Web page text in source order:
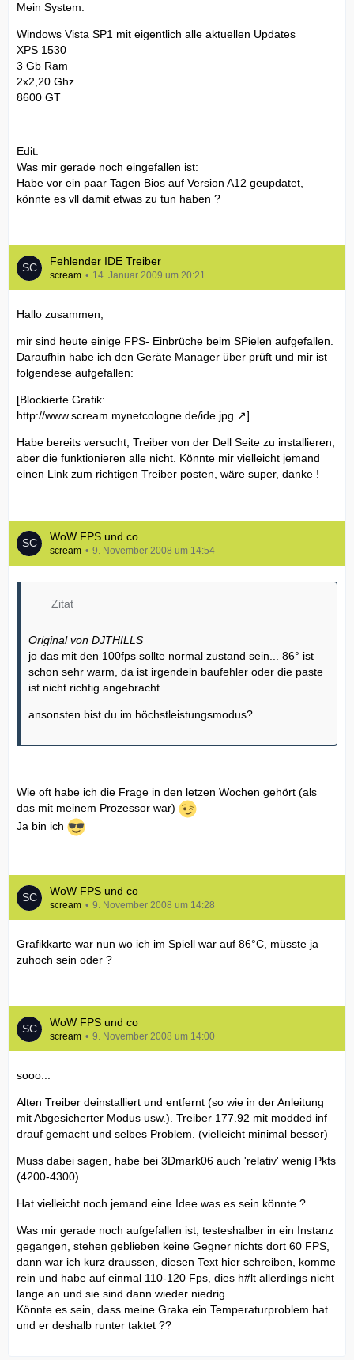
Mein System:
Windows Vista SP1 mit eigentlich alle aktuellen Updates
XPS 1530
3 Gb Ram
2x2,20 Ghz
8600 GT
Edit:
Was mir gerade noch eingefallen ist:
Habe vor ein paar Tagen Bios auf Version A12 geupdatet,
könnte es vll damit etwas zu tun haben ?
Fehlender IDE Treiber
scream 14. Januar 2009 um 20:21
Hallo zusammen,
mir sind heute einige FPS- Einbrüche beim SPielen aufgefallen.
Daraufhin habe ich den Geräte Manager über prüft und mir ist
folgendese aufgefallen:
[Blockierte Grafik:
http://www.scream.mynetcologne.de/ide.jpg
]
Habe bereits versucht, Treiber von der Dell Seite zu installieren,
aber die funktionieren alle nicht. Könnte mir vielleicht jemand
einen Link zum richtigen Treiber posten, wäre super, danke !
WoW FPS und co
scream 9. November 2008 um 14:54
Zitat
Original von DJTHILLS
jo das mit den 100fps sollte normal zustand sein... 86° ist
schon sehr warm, da ist irgendein baufehler oder die paste
ist nicht richtig angebracht.
ansonsten bist du im höchstleistungsmodus?
Wie oft habe ich die Frage in den letzen Wochen gehört (als
das mit meinem Prozessor war)
Ja bin ich
WoW FPS und co
scream 9. November 2008 um 14:28
Grafikkarte war nun wo ich im Spiell war auf 86°C, müsste ja
zuhoch sein oder ?
WoW FPS und co
scream 9. November 2008 um 14:00
sooo...
Alten Treiber deinstalliert und entfernt (so wie in der Anleitung
mit Abgesicherter Modus usw.). Treiber 177.92 mit modded inf
drauf gemacht und selbes Problem. (vielleicht minimal besser)
Muss dabei sagen, habe bei 3Dmark06 auch 'relativ' wenig Pkts
(4200-4300)
Hat vielleicht noch jemand eine Idee was es sein könnte ?
Was mir gerade noch aufgefallen ist, testeshalber in ein Instanz
gegangen, stehen geblieben keine Gegner nichts dort 60 FPS,
dann war ich kurz draussen, diesen Text hier schreiben, komme
rein und habe auf einmal 110-120 Fps, dies h#lt allerdings nicht
lange an und sie sind dann wieder niedrig.
Könnte es sein, dass meine Graka ein Temperaturproblem hat
und er deshalb runter taktet ??